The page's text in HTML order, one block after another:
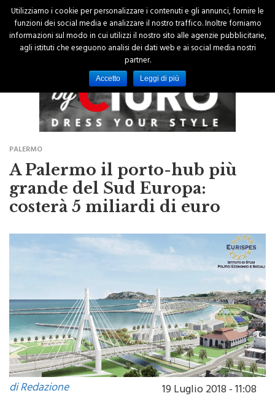
PALERMO
A Palermo il porto-hub più
grande del Sud Europa:
costerà 5 miliardi di euro
di Redazione
19 Luglio 2018 - 11:08
Utilizziamo i cookie per personalizzare i contenuti e gli annunci, fornire le
funzioni dei social media e analizzare il nostro traffico. Inoltre forniamo
informazioni sul modo in cui utilizzi il nostro sito alle agenzie pubblicitarie,
agli istituti che eseguono analisi dei dati web e ai social media nostri
partner.
Accetto Leggi di più